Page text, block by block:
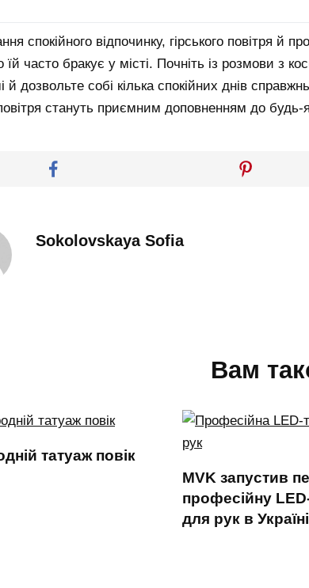
спокійного відпочинку, гірського повітря й
їй часто бракує у місті. Почніть із розмови з
й дозвольте собі кілька спокійних днів
стануть приємним доповненням до будь-
Sokolovskaya Sofia
Вам
татуаж повік
MVK запустив
професійну
для рук в Україні